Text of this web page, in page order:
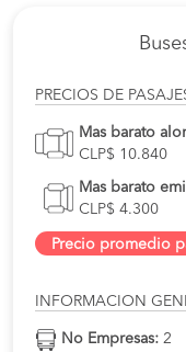
PRECIOS DE
Mas barato
CLP$ 10.840
Mas barato
CLP$ 4.300
Precio promedio
INFORMACION
No Empresas: 2